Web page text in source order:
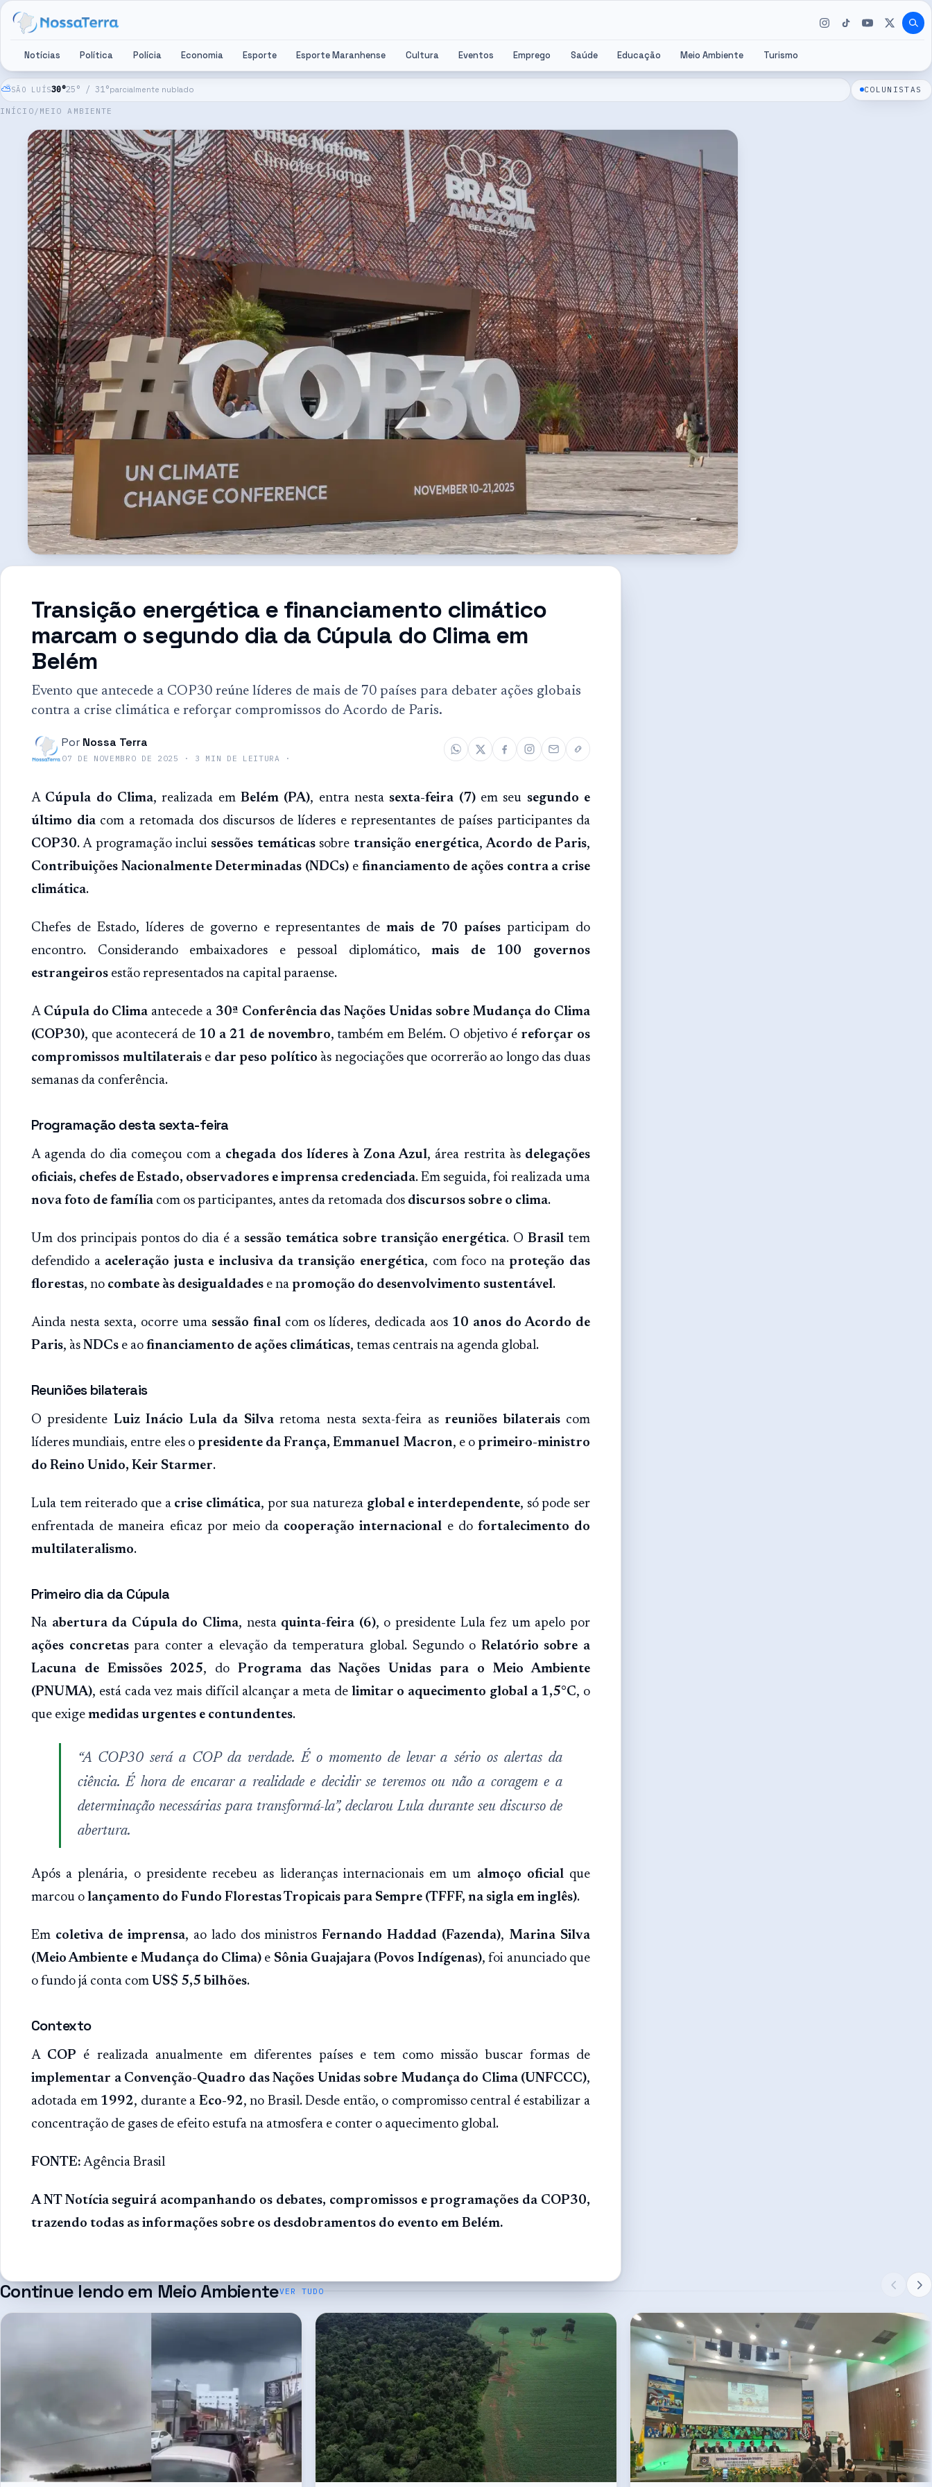
Pular para o conteúdo
Notícias Política Polícia Economia Esporte Esporte Maranhense Cultura Eventos Emprego Saúde Educação Meio Ambiente Turismo
⛅SÃO LUÍS30°25 ° /31°parcialmente nublado COLUNISTAS
INÍCIO / MEIO AMBIENTE
Transição energética e financiamento climático
marcam o segundo dia da Cúpula do Clima em
Belém
Evento que antecede a COP30 reúne líderes de mais de 70 países para debater ações globais
contra a crise climática e reforçar compromissos do Acordo de Paris.
Por Nossa Terra
07 DE NOVEMBRO DE 2025 · 3 MIN DE LEITURA ·
A Cúpula do Clima, realizada emBelém (PA), entra nesta sexta-feira (7)em seu segundo e
último diacom a retomada dos discursos de líderes e representantes de países participantes da
COP30. A programação inclui sessões temáticassobre transição energética,Acordo de Paris,
Contribuições Nacionalmente Determinadas (NDCs) e financiamento de ações contra a crise
climática.
Chefes de Estado, líderes de governo e representantes demais de 70 países participam do
encontro. Considerando embaixadores e pessoal diplomático,mais de 100 governos
estrangeiros estão representados na capital paraense.
A Cúpula do Clima antecede a 30ª Conferência das Nações Unidas sobre Mudança do Clima
(COP30), que acontecerá de 10 a 21 de novembro, também em Belém. O objetivo é reforçar os
compromissos multilateraise dar peso político às negociações que ocorrerão ao longo das duas
semanas da conferência.
Programação desta sexta-feira
A agenda do dia começou com a chegada dos líderes à Zona Azul, área restrita às delegações
oficiais, chefes de Estado, observadores e imprensa credenciada. Em seguida, foi realizada uma
nova foto de família com os participantes, antes da retomada dos discursos sobre o clima.
Um dos principais pontos do dia é a sessão temática sobre transição energética. OBrasil tem
defendido a aceleração justa e inclusiva da transição energética, com foco naproteção das
florestas, no combate às desigualdades e na promoção do desenvolvimento sustentável.
Ainda nesta sexta, ocorre uma sessão finalcom os líderes, dedicada aos 10 anos do Acordo de
Paris, às NDCs e ao financiamento de ações climáticas, temas centrais na agenda global.
Reuniões bilaterais
O presidente Luiz Inácio Lula da Silvaretoma nesta sexta-feira as reuniões bilateraiscom
líderes mundiais, entre eles o presidente da França, Emmanuel Macron, e oprimeiro-ministro
do Reino Unido, Keir Starmer.
Lula tem reiterado que a crise climática, por sua natureza global e interdependente, só pode ser
enfrentada de maneira eficaz por meio da cooperação internacional e do fortalecimento do
multilateralismo.
Primeiro dia da Cúpula
Na abertura da Cúpula do Clima, nesta quinta-feira (6), o presidente Lula fez um apelo por
ações concretaspara conter a elevação da temperatura global. Segundo o Relatório sobre a
Lacuna de Emissões 2025, do Programa das Nações Unidas para o Meio Ambiente
(PNUMA), está cada vez mais difícil alcançar a meta de limitar o aquecimento global a 1,5°C, o
que exige medidas urgentes e contundentes.
“A COP30 será a COP da verdade. É o momento de levar a sério os alertas da
ciência. É hora de encarar a realidade e decidir se teremos ou não a coragem e a
determinação necessárias para transformá-la”, declarou Lula durante seu discurso de
abertura.
Após a plenária, o presidente recebeu as lideranças internacionais em um almoço oficialque
marcou o lançamento do Fundo Florestas Tropicais para Sempre (TFFF, na sigla em inglês).
Em coletiva de imprensa, ao lado dos ministrosFernando Haddad (Fazenda), Marina Silva
(Meio Ambiente e Mudança do Clima)e Sônia Guajajara (Povos Indígenas), foi anunciado que
o fundo já conta com US$ 5,5 bilhões.
Contexto
A COP é realizada anualmente em diferentes países e tem como missão buscar formas de
implementar a Convenção-Quadro das Nações Unidas sobre Mudança do Clima (UNFCCC),
adotada em 1992, durante a Eco-92, no Brasil. Desde então, o compromisso central é estabilizar a
concentração de gases de efeito estufa na atmosfera e conter o aquecimento global.
FONTE: Agência Brasil
A NT Notícia seguirá acompanhando os debates, compromissos e programações da COP30,
trazendo todas as informações sobre os desdobramentos do evento em Belém.
Continue lendo emMeio AmbienteVER TUDO